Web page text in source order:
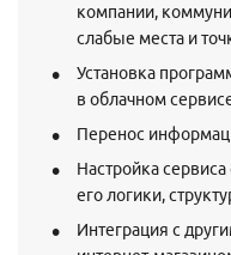
компании,
слабые места и
Установка
в облачном
Перенос
Настройка
его логики,
Интеграция с